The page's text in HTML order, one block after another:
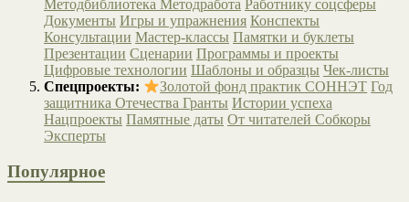
Методбиблиотека Методработа Работнику соцсферы
Документы Игры и упражнения Конспекты
Консультации Мастер-классы Памятки и буклеты
Презентации Сценарии Программы и проекты
Цифровые технологии Шаблоны и образцы Чек-листы
Спецпроекты:
Золотой фонд практик СОННЭТ Год
защитника Отечества Гранты Истории успеха
Нацпроекты Памятные даты От читателей Собкоры
Эксперты
Популярное